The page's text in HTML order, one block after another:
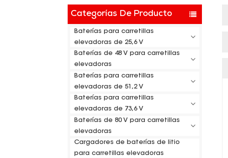
Categorías De Producto
Baterías para carretillas
elevadoras de 25,6 V
Baterías de 48 V para carretillas
elevadoras
Baterías para carretillas
elevadoras de 51,2 V
Baterías para carretillas
elevadoras de 73,6 V
Baterías de 80 V para carretillas
elevadoras
Cargadores de baterías de litio
para carretillas elevadoras